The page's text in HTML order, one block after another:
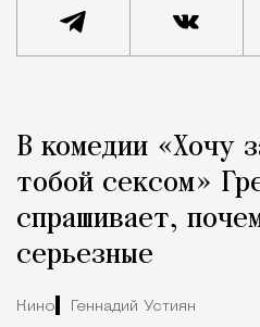
Город
В комедии «Хочу
тобой сексом»
спрашивает,
серьезные
Кино Геннадий Устиян